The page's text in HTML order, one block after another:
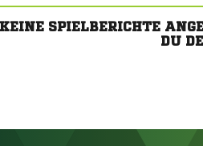
SPIELBERICHTE
DU